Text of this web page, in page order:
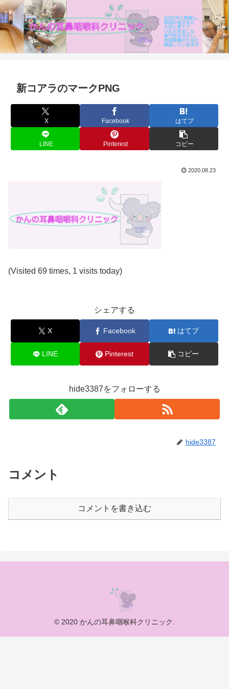
新コアラのマークPNG
X Facebook はてブ
LINE Pinterest コピー
2020.08.23
(Visited 69 times, 1 visits today)
シェアする
X Facebook はてブ
LINE Pinterest コピー
hide3387をフォローする
hide3387
コメント
コメントを書き込む
© 2020 かんの耳鼻咽喉科クリニック.